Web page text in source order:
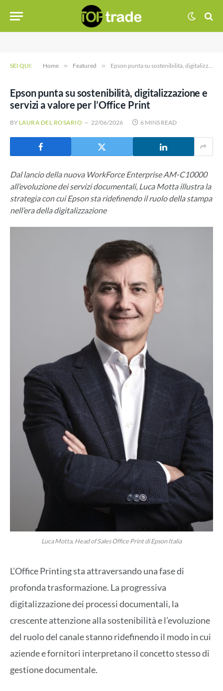
SEI QUI: Home » Featured » Epson punta su sostenibilità, digitalizzazione e servizi a valore per l’Office Print
Epson punta su sostenibilità, digitalizzazione e
servizi a valore per l’Office Print
BY LAURA DEL ROSARIO 22/06/2026 6 MINS READ
Dal lancio della nuova WorkForce Enterprise AM-C10000
all’evoluzione dei servizi documentali, Luca Motta illustra la
strategia con cui Epson sta ridefinendo il ruolo della stampa
nell’era della digitalizzazione
Luca Motta, Head of Sales Office Print di Epson Italia
L’Office Printing sta attraversando una fase di
profonda trasformazione. La progressiva
digitalizzazione dei processi documentali, la
crescente attenzione alla sostenibilità e l’evoluzione
del ruolo del canale stanno ridefinendo il modo in cui
aziende e fornitori interpretano il concetto stesso di
gestione documentale.